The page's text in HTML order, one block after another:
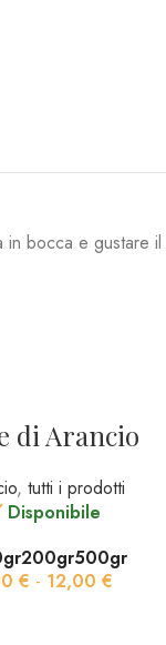
in bocca e gustare il
di Arancio
, tutti i prodotti
Disponibile
200gr500gr
€ - 12,00 €